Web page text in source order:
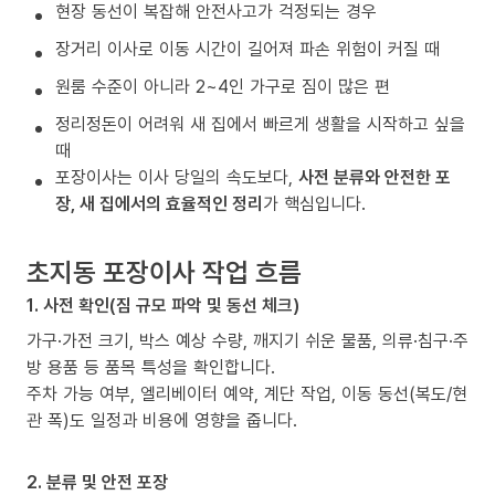
현장 동선이 복잡해 안전사고가 걱정되는 경우
장거리 이사로 이동 시간이 길어져 파손 위험이 커질 때
원룸 수준이 아니라 2~4인 가구로 짐이 많은 편
정리정돈이 어려워 새 집에서 빠르게 생활을 시작하고 싶을
때
포장이사는 이사 당일의 속도보다, 사전 분류와 안전한 포
장, 새 집에서의 효율적인 정리가 핵심입니다.
초지동 포장이사 작업 흐름
1. 사전 확인(짐 규모 파악 및 동선 체크)
가구·가전 크기, 박스 예상 수량, 깨지기 쉬운 물품, 의류·침구·주
방 용품 등 품목 특성을 확인합니다.
주차 가능 여부, 엘리베이터 예약, 계단 작업, 이동 동선(복도/현
관 폭)도 일정과 비용에 영향을 줍니다.
2. 분류 및 안전 포장